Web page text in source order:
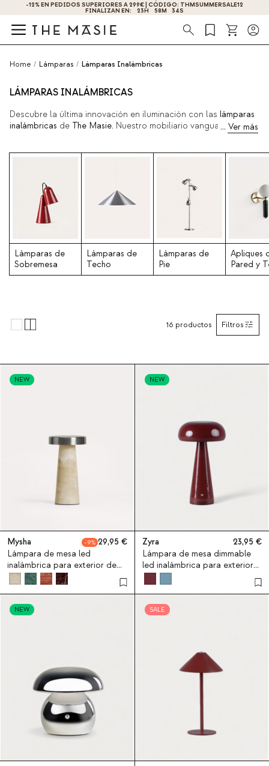
-12% EN PEDIDOS SUPERIORES A 299€ | CÓDIGO: THMSUMMERSALE12
FINALIZAN EN: 23H 58M 33S
Búsqueda
Home / Lámparas / Lámparas Inalámbricas
LÁMPARAS INALÁMBRICAS
Descubre la última innovación en iluminación con las lámparas
inalámbricas de The Masie. Nuestro mobiliario vanguardista se
recarga de batería vía USB o lámparas con recarga solar de
disponibles a continuación.
Lámparas de
Sobremesa
Lámparas de
Techo
Lámparas de
Pie
Apliques
Pared y
Filtros
16 productos
NEW
Mysha 9
29,95
Lámpara de mesa led
inalámbrica para exterior de
mármol y metal Mysha
NEW
Zyra
23,95
Lámpara de mesa dimmable
led inalámbrica para exterior
NEW SALE